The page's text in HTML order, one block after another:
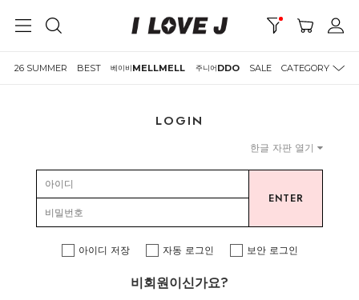
26 SUMMER BEST 베이비MELLMELL 주니어DDO SALE CATEGORY
LOGIN
한글 자판 열기
ENTER
아이디 저장 자동 로그인 보안 로그인
비회원이신가요?